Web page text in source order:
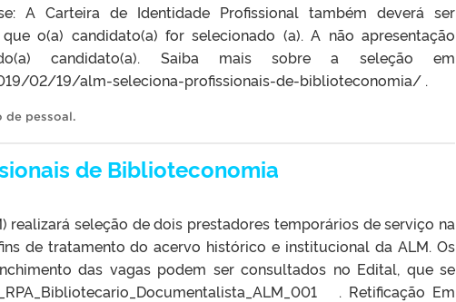
A Carteira de Identidade Profissional também deverá ser
o(a) candidato(a) for selecionado (a). A não apresentação
candidato(a). Saiba mais sobre a seleção em
02/19/alm-seleciona-profissionais-de-biblioteconomia/ .
de pessoal.
de Biblioteconomia
realizará seleção de dois prestadores temporários de serviço na
de tratamento do acervo histórico e institucional da ALM. Os
das vagas podem ser consultados no Edital, que se
. Retificação Em